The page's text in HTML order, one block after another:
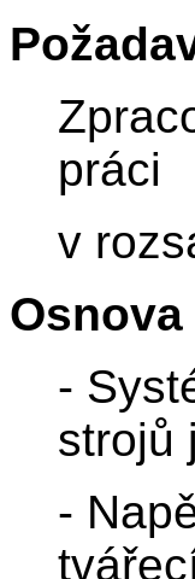
práci
v
-
strojů
-